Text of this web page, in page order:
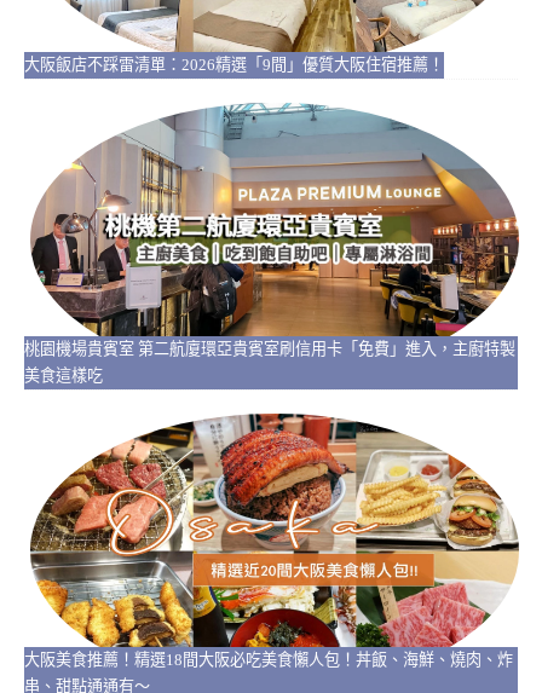
大阪飯店不踩雷清單：2026精選「9間」優質大阪住宿推薦！
桃園機場貴賓室 第二航廈環亞貴賓室刷信用卡「免費」進入，主廚特製
美食這樣吃
大阪美食推薦！精選18間大阪必吃美食懶人包！丼飯、海鮮、燒肉、炸
串、甜點通通有～